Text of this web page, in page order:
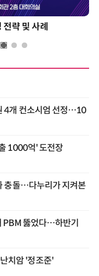
략 및 사례
4개 컨소시엄 선정…10
1000억' 도전장
충돌…다누리가 지켜본
PBM 뚫었다…하반기
치암 '정조준'